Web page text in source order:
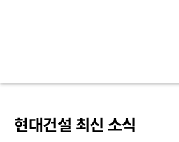
현대건설 최신 소식